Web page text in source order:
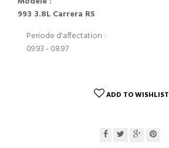
993 3.8L Carrera RS
Periode d'affectation :
09.93 - 08.97
ADD TO WISHLIST